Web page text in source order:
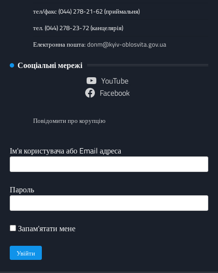
тел/факс (044) 278-21-62 (приймальня)
тел. (044) 278-23-72 (канцелярія)
Електронна пошта: donm@kyiv-oblosvita.gov.ua
Сооціальні мережі
YouTube
Facebook
Повідомити про корупцію
Ім'я користувача або Email адреса
Пароль
Запам'ятати мене